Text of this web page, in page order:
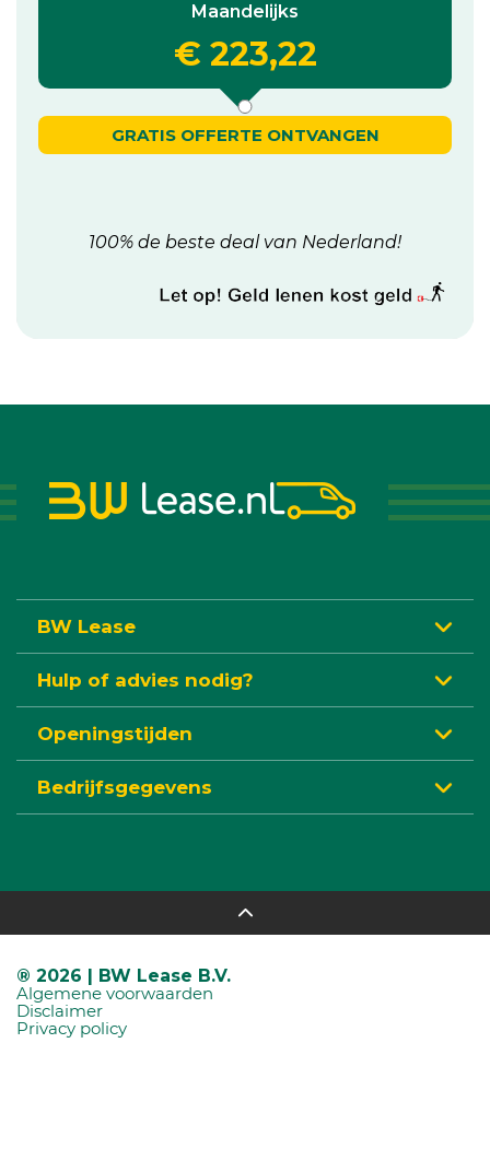
Maandelijks
€ 223,22
GRATIS OFFERTE ONTVANGEN
100% de beste deal van Nederland!
BW Lease
Hulp of advies nodig?
Openingstijden
Bedrijfsgegevens
® 2026 | BW Lease B.V.
Algemene voorwaarden
Disclaimer
Privacy policy